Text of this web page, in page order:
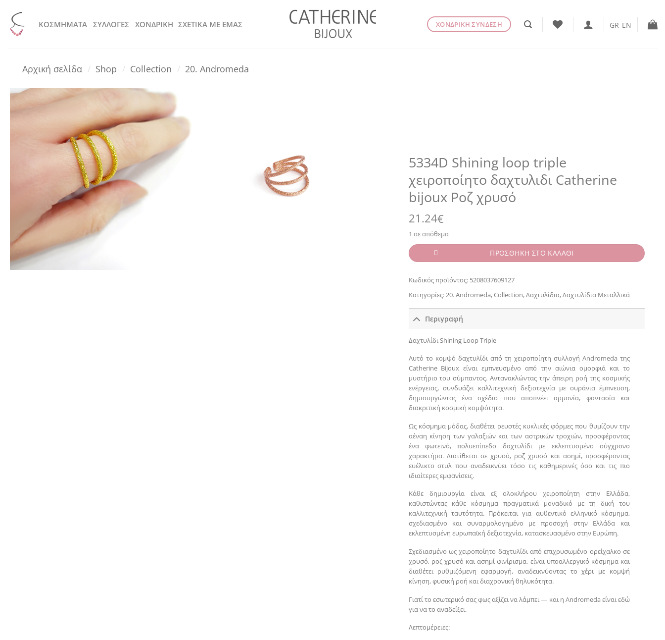
στο
περιεχόμενο
KOΣΜΗΜΑΤΑ ΣΥΛΛΟΓΕΣ ΧΟΝΔΡΙΚΗ ΣΧΕΤΙΚΑ ΜΕ ΕΜΑΣ ΧΟΝΔΡΙΚΗ ΣΥΝΔΕΣΗ GR EN
Αρχική σελίδα / Shop / Collection / 20. Andromeda
5334D Shining loop triple
χειροποίητο δαχτυλιδι Catherine
bijoux Ροζ χρυσό
21.24€
1 σε απόθεμα
ΠΡΟΣΘΗΚΗ ΣΤΟ ΚΑΛΑΘΙ
Κωδικός προϊόντος: 5208037609127
Κατηγορίες:20. Andromeda,Collection,Δαχτυλίδια,Δαχτυλίδια Μεταλλικά
Περιγραφή
Δαχτυλίδι Shining Loop Triple
Αυτό το κομψό δαχτυλίδι από τη χειροποίητη συλλογή Andromeda της
Catherine Bijoux είναι εμπνευσμένο από την αιώνια ομορφιά και το
μυστήριο του σύμπαντος. Αντανακλώντας την άπειρη ροή της κοσμικής
ενέργειας, συνδυάζει καλλιτεχνική δεξιοτεχνία με ουράνια έμπνευση,
δημιουργώντας ένα σχέδιο που αποπνέει αρμονία, φαντασία και
διακριτική κοσμική κομψότητα.
Ως κόσμημα μόδας, διαθέτει ρευστές κυκλικές φόρμες που θυμίζουν την
αέναη κίνηση των γαλαξιών και των αστρικών τροχιών, προσφέροντας
ένα φωτεινό, πολυεπίπεδο δαχτυλίδι με εκλεπτυσμένο σύγχρονο
χαρακτήρα. Διατίθεται σε χρυσό, ροζ χρυσό και ασημί, προσφέροντας
ευέλικτο στυλ που αναδεικνύει τόσο τις καθημερινές όσο και τις πιο
ιδιαίτερες εμφανίσεις.
Κάθε δημιουργία είναι εξ ολοκλήρου χειροποίητη στην Ελλάδα,
καθιστώντας κάθε κόσμημα πραγματικά μοναδικό με τη δική του
καλλιτεχνική ταυτότητα. Πρόκειται για αυθεντικό ελληνικό κόσμημα,
σχεδιασμένο και συναρμολογημένο με προσοχή στην Ελλάδα και
εκλεπτυσμένη ευρωπαϊκή δεξιοτεχνία, κατασκευασμένο στην Ευρώπη.
Σχεδιασμένο ως χειροποίητο δαχτυλίδι από επιχρυσωμένο ορείχαλκο σε
χρυσό, ροζ χρυσό και ασημί φινίρισμα, είναι υποαλλεργικό κόσμημα και
διαθέτει ρυθμιζόμενη εφαρμογή, αναδεικνύοντας το χέρι με κομψή
κίνηση, φυσική ροή και διαχρονική θηλυκότητα.
Γιατί το εσωτερικό σας φως αξίζει να λάμπει — και η Andromeda είναι εδώ
για να το αναδείξει.
Λεπτομέρειες: